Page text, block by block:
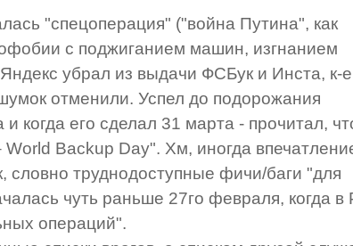
"спецоперация" ("война Путина", как
с поджиганием машин, изгнанием
убрал из выдачи ФСБук и Инста, к-
отменили. Успел до подорожания
и когда его сделал 31 марта - прочитал,
Backup Day". Хм, иногда
словно труднодоступные фичи/баги "для
чуть раньше 27го февраля, когда в
операций".